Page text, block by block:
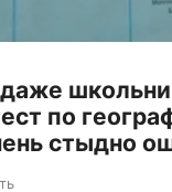
по
стыдно